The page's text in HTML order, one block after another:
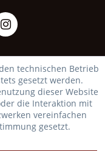
technischen Betrieb
gesetzt werden.
dieser Website
die Interaktion mit
vereinfachen
gesetzt.